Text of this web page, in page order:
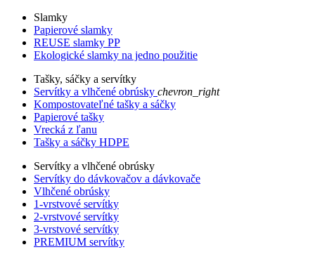
Slamky
Papierové slamky
REUSE slamky PP
Ekologické slamky na jedno použitie
Tašky, sáčky a servítky
Servítky a vlhčené obrúsky chevron_right
Kompostovateľné tašky a sáčky
Papierové tašky
Vrecká z ľanu
Tašky a sáčky HDPE
Servítky a vlhčené obrúsky
Servítky do dávkovačov a dávkovače
Vlhčené obrúsky
1-vrstvové servítky
2-vrstvové servítky
3-vrstvové servítky
PREMIUM servítky